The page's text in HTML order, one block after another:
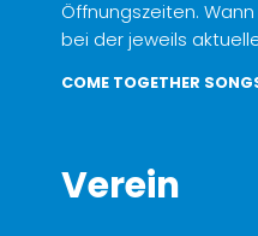
Öffnungszeiten.
bei der jeweils
COME TOGETHER
Verein